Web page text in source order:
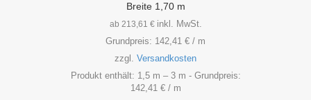
Breite 1,70 m
ab 213,61 € inkl. MwSt.
Grundpreis: 142,41 € / m
zzgl. Versandkosten
Produkt enthält: 1,5 m – 3 m - Grundpreis:
142,41 €/ m